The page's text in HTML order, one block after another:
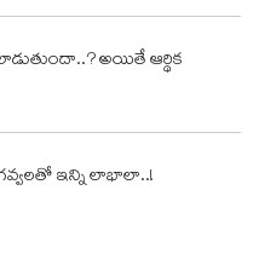
అయితే ఆర్థిక
ఇన్ని లాభాలా..!